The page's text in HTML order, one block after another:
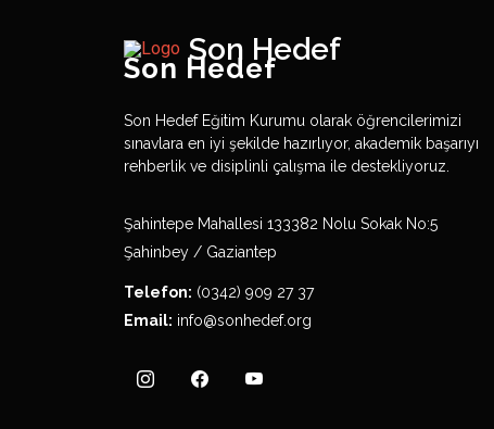
Son Hedef
Son Hedef
Son Hedef Eğitim Kurumu olarak öğrencilerimizi
sınavlara en iyi şekilde hazırlıyor, akademik başarıyı
rehberlik ve disiplinli çalışma ile destekliyoruz.
Şahintepe Mahallesi 133382 Nolu Sokak No:5
Şahinbey / Gaziantep
Telefon: (0342) 909 27 37
Email: info@sonhedef.org